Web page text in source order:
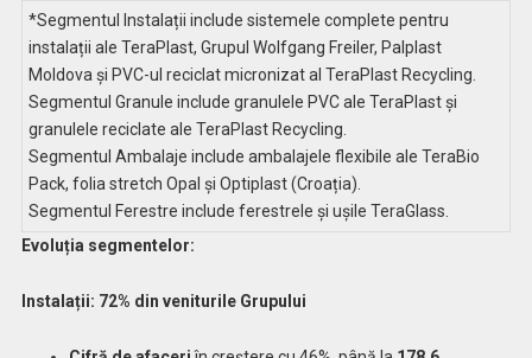
*Segmentul Instalații include sistemele complete pentru
instalații ale TeraPlast, Grupul Wolfgang Freiler, Palplast
Moldova și PVC-ul reciclat micronizat al TeraPlast Recycling.
Segmentul Granule include granulele PVC ale TeraPlast și
granulele reciclate ale TeraPlast Recycling.
Segmentul Ambalaje include ambalajele flexibile ale TeraBio
Pack, folia stretch Opal și Optiplast (Croația).
Segmentul Ferestre include ferestrele și ușile TeraGlass.
Evoluția segmentelor:
Instalații: 72% din veniturile Grupului